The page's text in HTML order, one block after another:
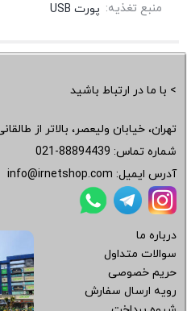
منبع تغذیه: پورت USB
> با ما در ارتباط باشید
تهران، خیابان ولیعصر، بالاتر از
شماره تماس: 021-88894439
آدرس ایمیل: info@irnetshop.com
درباره ما
سوالات متداول
حریم خصوصی
رویه ارسال سفارش